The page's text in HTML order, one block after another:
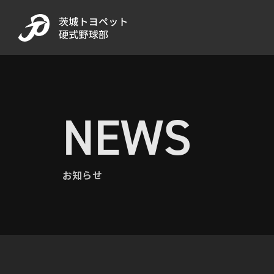
NEWS
お知らせ